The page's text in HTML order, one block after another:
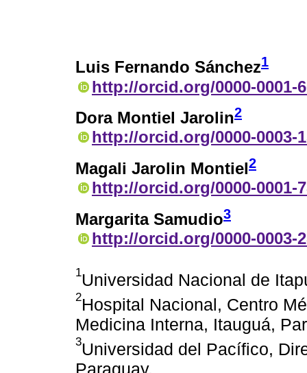
Luis Fernando Sánchez1
http://orcid.org/0000-0001-
Dora Montiel Jarolin2
http://orcid.org/0000-0003-
Magali Jarolin Montiel2
http://orcid.org/0000-0001-
Margarita Samudio3
http://orcid.org/0000-0003-
1Universidad Nacional de
2Hospital Nacional, Centro
Medicina Interna, Itauguá,
3Universidad del Pacífico,
Paraguay.